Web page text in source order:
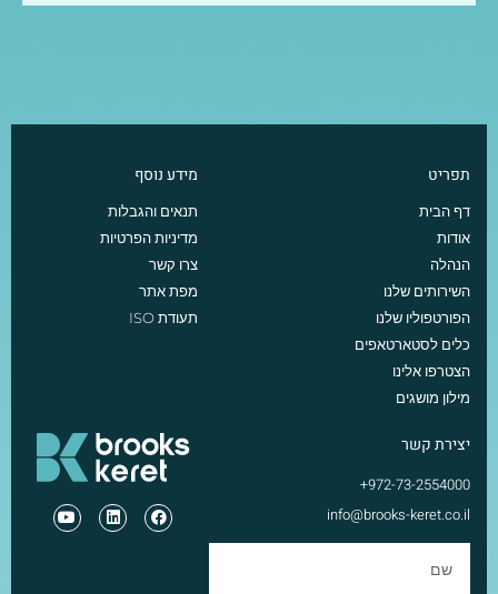
תפריט
דף הבית
אודות
הנהלה
השירותים שלנו
הפורטפוליו שלנו
כלים לסטארטאפים
הצטרפו אלינו
מילון מושגים
מידע נוסף
תנאים והגבלות
מדיניות הפרטיות
צרו קשר
מפת אתר
תעודת ISO
יצירת קשר
972-73-2554000+
info@brooks-keret.co.il